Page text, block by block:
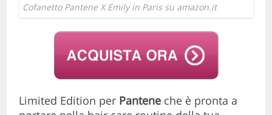
Cofanetto Pantene X Emily in Paris su amazon.it
Limited Edition per Pantene che è pronta a